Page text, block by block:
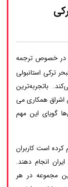
در خصوص ترجمه
ترکی استانبولی
باتجربه‌ترین
اشراق همکاری می
گویای این مهم
است کاربران
انجام دهند.
مجموعه در هر